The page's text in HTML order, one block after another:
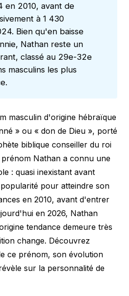
en 2010, avant de
à 1 430
Bien qu'en baisse
Nathan reste un
classé au 29e-32e
masculins les plus
masculin d'origine hébraïque
» ou « don de Dieu », porté
biblique conseiller du roi
Nathan a connu une
: quasi inexistant avant
pour atteindre son
en 2010, avant d'entrer
en 2026, Nathan
tendance demeure très
change. Découvrez
ce prénom, son évolution
sur la personnalité de